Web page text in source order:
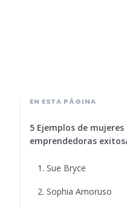
EN ESTA PÁGINA
5 Ejemplos de mujeres
emprendedoras
1. Sue Bryce
2. Sophia Amoruso